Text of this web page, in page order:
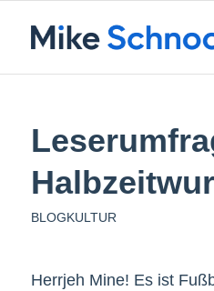
BLOGKULTUR
Herrjeh Mine! Es ist